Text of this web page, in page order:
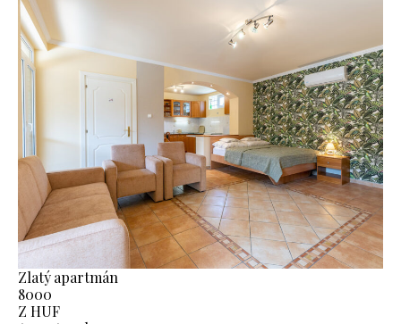
Zlatý apartmán
8000
Z HUF